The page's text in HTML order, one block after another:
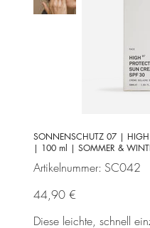
SONNENSCHUTZ 07 | HIGH
| 100 ml | SOMMER &
Artikelnummer:
Artikelnummer:
SC042
SC042
Preis
44,90 €
Diese leichte, schnell